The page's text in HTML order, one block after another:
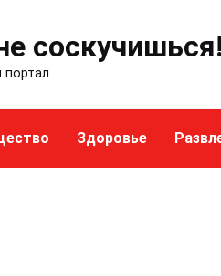
соскучишься!
Здоровье